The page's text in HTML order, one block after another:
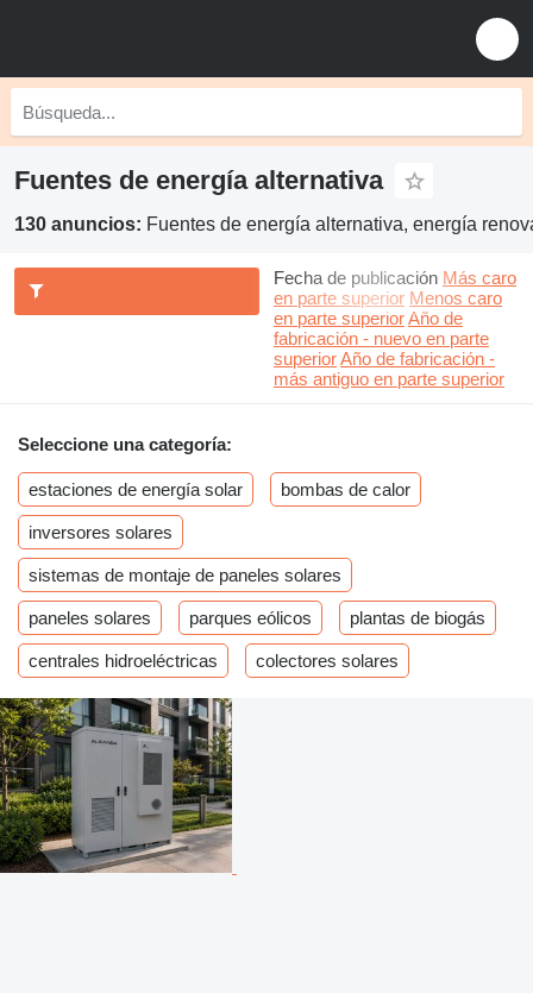
Fuentes de energía alternativa
130 anuncios: Fuentes de energía alternativa, energía
Fecha de publicación Más caro
en parte superior Menos caro
en parte superiorAño de
fabricación - nuevo en parte
superiorAño de fabricación -
más antiguo en parte superior
Seleccione una categoría:
estaciones de energía solar bombas de calor
inversores solares
sistemas de montaje de paneles solares
paneles solares parques eólicos plantas de biogás
centrales hidroeléctricas colectores solares